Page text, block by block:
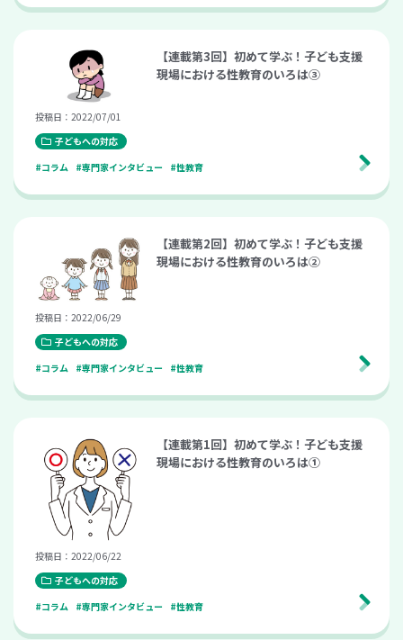
【連載第3回】初めて学ぶ！子ども支援
現場における性教育のいろは③
投稿日：2022/07/01
子どもへの対応
#コラム
#専門家インタビュー #性教育
【連載第2回】初めて学ぶ！子ども支援
現場における性教育のいろは②
投稿日：2022/06/29
子どもへの対応
#コラム
#専門家インタビュー #性教育
【連載第1回】初めて学ぶ！子ども支援
現場における性教育のいろは①
投稿日：2022/06/22
子どもへの対応
#コラム
#専門家インタビュー #性教育